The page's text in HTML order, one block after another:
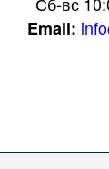
Email: